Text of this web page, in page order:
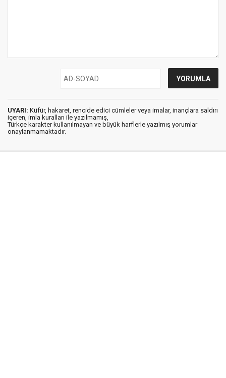
UYARI: Küfür, hakaret, rencide edici cümleler veya imalar, inançlara saldırı
içeren, imla kuralları ile yazılmamış,
Türkçe karakter kullanılmayan ve büyük harflerle yazılmış yorumlar
onaylanmamaktadır.